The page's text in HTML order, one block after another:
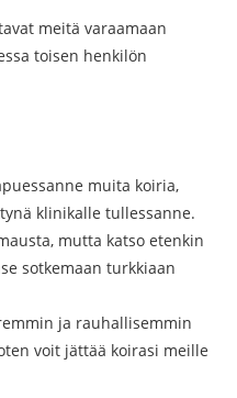
meitä varaamaan
toisen henkilön
muita koiria,
klinikalle tullessanne.
mutta katso etenkin
sotkemaan turkkiaan
ja rauhallisemmin
voit jättää koirasi meille